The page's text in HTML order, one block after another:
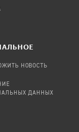
НОВОСТЬ
ДАННЫХ